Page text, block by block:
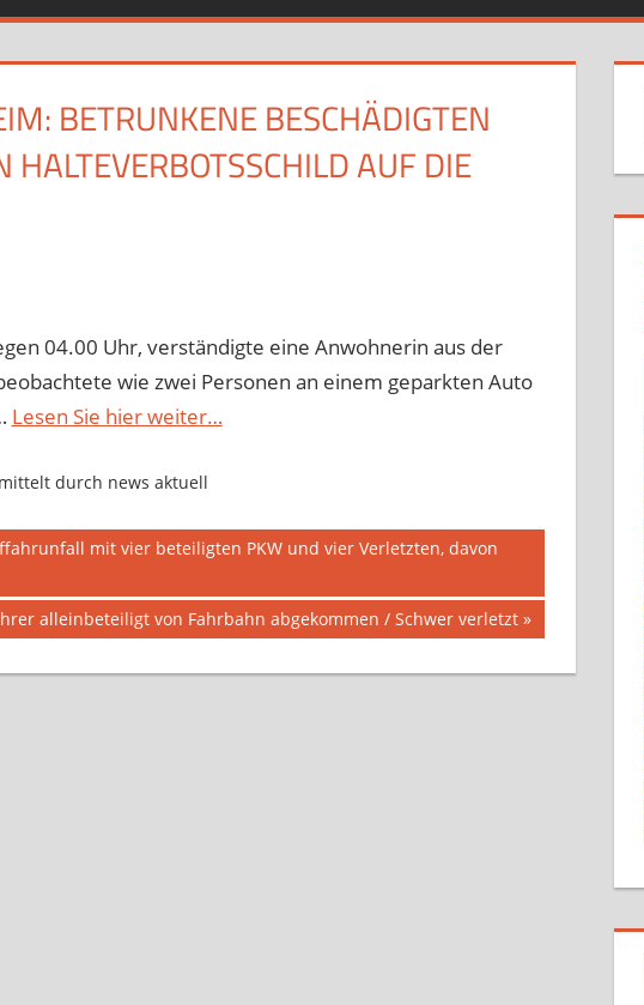
BETRUNKENE BESCHÄDIGTEN
AUF DIE
04.00 Uhr, verständigte eine Anwohnerin aus der
wie zwei Personen an einem geparkten Auto
Lesen Sie hier weiter…
durch news aktuell
mit vier beteiligten PKW und vier Verletzten, davon
alleinbeteiligt von Fahrbahn abgekommen / Schwer verletzt